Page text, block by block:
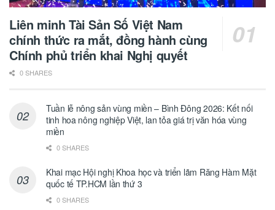
Liên minh Tài Sản Số Việt Nam
chính thức ra mắt, đồng hành cùng
Chính phủ triển khai Nghị quyết
0 SHARES
Tuần lễ nông sản vùng miền – Bình Đông 2026: Kết nối
tinh hoa nông nghiệp Việt, lan tỏa giá trị văn hóa vùng
miền
0 SHARES
Khai mạc Hội nghị Khoa học và triển lãm Răng Hàm Mặt
quốc tế TP.HCM lần thứ 3
0 SHARES